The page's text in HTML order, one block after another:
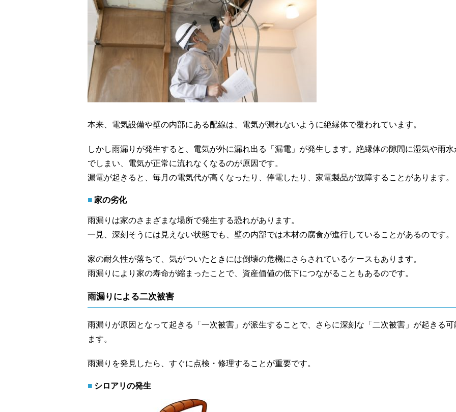
本来、電気設備や壁の内部にある配線は、電気が漏れないように絶縁体で覆われています。
しかし雨漏りが発生すると、電気が外に漏れ出る「漏電」が発生します。絶縁体の隙間に湿気や雨
でしまい、電気が正常に流れなくなるのが原因です。
漏電が起きると、毎月の電気代が高くなったり、停電したり、家電製品が故障することがあります。
家の劣化
雨漏りは家のさまざまな場所で発生する恐れがあります。
一見、深刻そうには見えない状態でも、壁の内部では木材の腐食が進行していることがあるのです。
家の耐久性が落ちて、気がついたときには倒壊の危機にさらされているケースもあります。
雨漏りにより家の寿命が縮まったことで、資産価値の低下につながることもあるのです。
雨漏りによる二次被害
雨漏りが原因となって起きる「一次被害」が派生することで、さらに深刻な「二次被害」が起きる可
ます。
雨漏りを発見したら、すぐに点検・修理することが重要です。
シロアリの発生